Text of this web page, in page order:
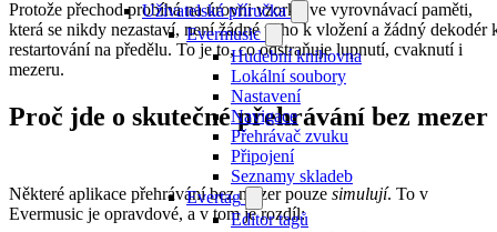
Uživatelská příručka
Evermusic
Hudební knihovna
Lokální soubory
Nastavení
Navigace
Přehrávač zvuku
Připojení
Seznamy skladeb
Evertag
Editor tagů
Protože přechod probíhá na úrovni vzorku ve vyrovnávací paměti,
která se nikdy nezastaví, není žádné ticho k vložení a žádný dekodér
restartování na předělu. To je to, co odstraňuje lupnutí, cvaknutí i
mezeru.
Proč jde o skutečné přehrávání bez mezer
Některé aplikace přehrávání bez mezer pouze simulují. To v
Evermusic je opravdové, a v tom je rozdíl: